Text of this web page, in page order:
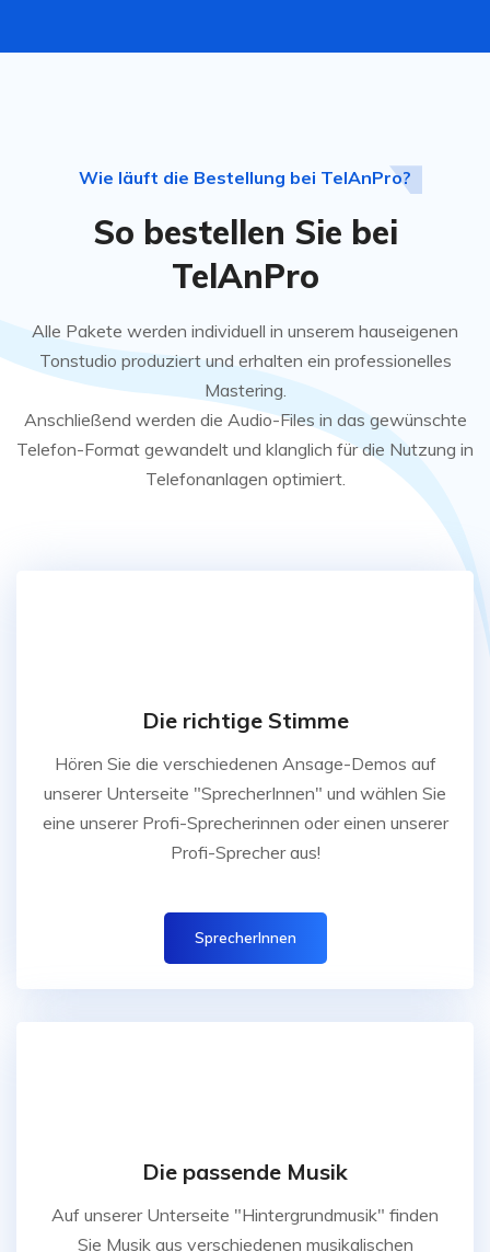
Wie läuft die Bestellung bei TelAnPro?
So bestellen Sie bei
TelAnPro
Alle Pakete werden individuell in unserem hauseigenen
Tonstudio produziert und erhalten ein professionelles
Mastering.
Anschließend werden die Audio-Files in das gewünschte
Telefon-Format gewandelt und klanglich für die Nutzung in
Telefonanlagen optimiert.
Die richtige Stimme
Hören Sie die verschiedenen Ansage-Demos auf
unserer Unterseite "SprecherInnen" und wählen Sie
eine unserer Profi-Sprecherinnen oder einen unserer
Profi-Sprecher aus!
SprecherInnen
Die passende Musik
Auf unserer Unterseite "Hintergrundmusik" finden
Sie Musik aus verschiedenen musikalischen